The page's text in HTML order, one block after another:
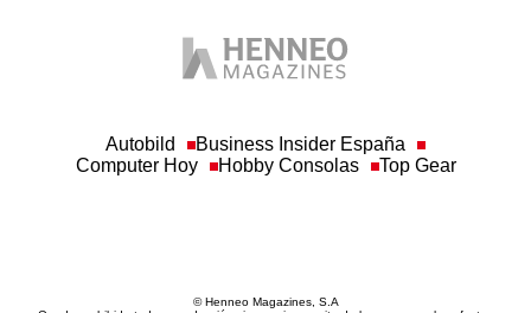
Autobild
Business Insider España
Computer Hoy
Hobby Consolas Top Gear
© Henneo Magazines, S.A